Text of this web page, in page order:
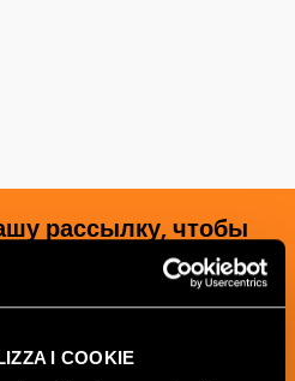
I COOKIE
рассылку, чтобы
обновления и
мира керамики и